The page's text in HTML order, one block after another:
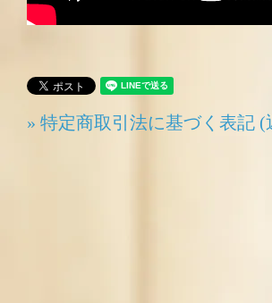
» 特定商取引法に基づく表記 (